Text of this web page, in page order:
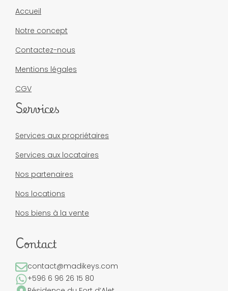
Accueil
Notre concept
Contactez-nous
Mentions légales
CGV
Services
Services aux propriétaires
Services aux locataires
Nos partenaires
Nos locations
Nos biens à la vente
Contact
contact@madikeys.com
+596 6 96 26 15 80